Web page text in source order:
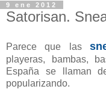
9 ene 2012
Satorisan.
Parece que las
playeras, bambas,
España se llaman
popularizando.